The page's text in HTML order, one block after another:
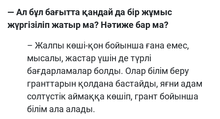
— Ал бұл бағытта қандай да бір жұмыс
жүргізіліп жатыр ма? Нәтиже бар ма?
– Жалпы көші-қон бойынша ғана емес,
мысалы, жастар үшін де түрлі
бағдарламалар болды. Олар білім беру
гранттарын қолдана бастайды, яғни адам
солтүстік аймаққа көшіп, грант бойынша
білім ала алады.